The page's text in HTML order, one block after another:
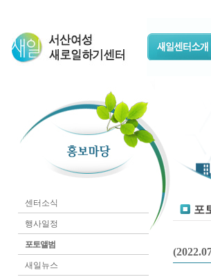
센터소식
행사일정
포토앨범
새일뉴스
포